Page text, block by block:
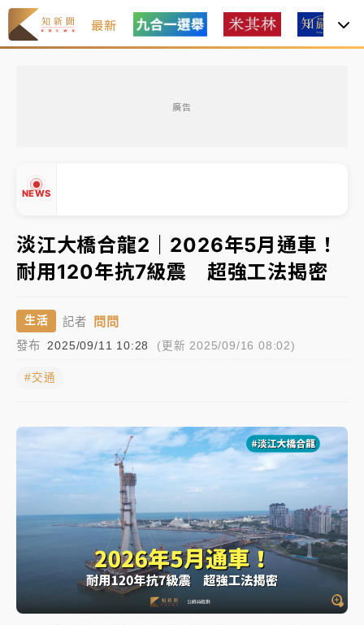
最新
廣告
NEWS
有片｜
連根拔起
中颱白海豚風雨來了！中部以北防豪雨 今晚、明天影
響最劇烈
白海豚逼近！北市水門只出不進 未移置車輛最高罰
油價持續凍漲！ 中油宣布下周一汽柴油價格維持不變
白海豚暴風圈逼近！新北淡水赫見龍捲風 榕樹
中颱白海豚風雨來了！中部以北防豪雨 今晚、明天影
響最劇烈
白海豚逼近！北市水門只出不進 未移置車輛最高罰
4800＋拖吊費
淡江大橋合龍2｜2026年5月通車！
耐用120年抗7級震 超強工法揭密
生活 記者 問問
發布 2025/09/11 10:28 (更新 2025/09/16 08:02)
#交通